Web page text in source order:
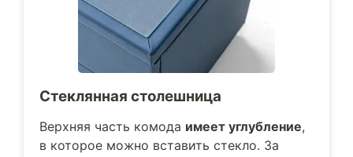
Стеклянная столешница
Верхняя часть комода имеет углубление,
в которое можно вставить стекло. За